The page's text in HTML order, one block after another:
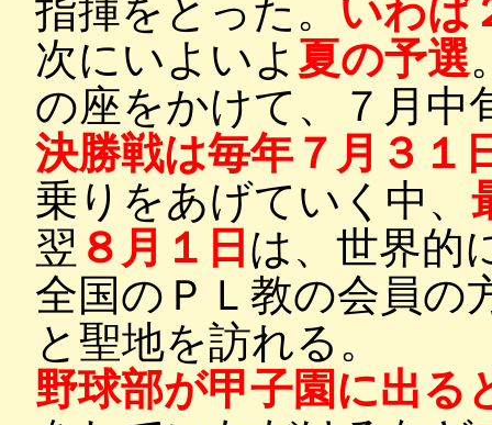
指揮をとった。 いわば
次にいよいよ 夏の予選
の座をかけて、７月中
決勝戦は毎年７月３１
乗りをあげていく中、
翌 ８月１日 は、世界的
全国のＰＬ教の会員の
と聖地を訪れる。
野球部が甲子園に出る